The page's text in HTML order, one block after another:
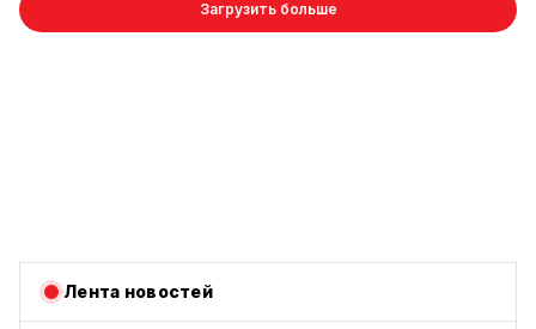
Загрузить больше
Лента новостей